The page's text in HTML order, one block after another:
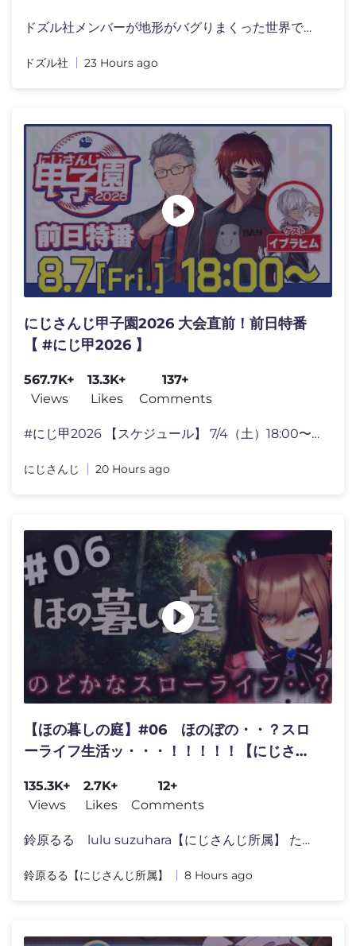
ドズル社メンバーが地形がバグりまくった世界で全�
ドズル社 23 Hours ago
にじさんじ甲子園2026 大会直前！前日特番
【 #にじ甲2026 】
567.7K+
Views
13.3K+
Likes
137+
Comments
#にじ甲2026 【スケジュール】 7/4（土）18:00〜 ドラ�
にじさんじ 20 Hours ago
【ほの暮しの庭】#06 ほのぼの・・？スロ
ーライフ生活ッ・・・！！！！！【にじさん
135.3K+
Views
2.7K+
Likes
12+
Comments
鈴原るる lulu suzuhara【にじさんじ所属】 ただいま�
鈴原るる【にじさんじ所属】 8 Hours ago